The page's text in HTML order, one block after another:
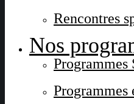
Rencontres
Nos
Programmes
Programmes